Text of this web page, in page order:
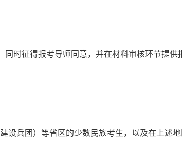
时征得报考导师同意，并在材料审核环节提供
设兵团）等省区的少数民族考生，以及在上述